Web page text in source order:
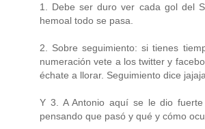
1. Debe ser duro ver cada gol del
hemoal todo se pasa.
2. Sobre seguimiento: si tienes
numeración vete a los twitter y
échate a llorar. Seguimiento dice jajaja.
Y 3. A Antonio aquí se le dio
pensando que pasó y qué y cómo